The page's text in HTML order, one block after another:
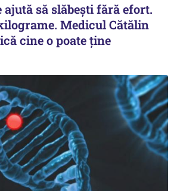
ajută să slăbești fără efort.
Medicul Cătălin
cine o poate ține